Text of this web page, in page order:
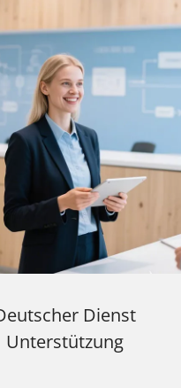
Dienst
Unterstützung